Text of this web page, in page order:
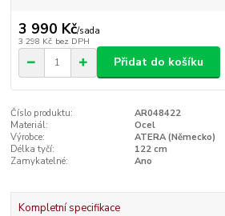
3 990 Kč/sada
3 298 Kč bez DPH
Přidat do košíku
Číslo produktu:
AR048422
Materiál:
Ocel
Výrobce:
ATERA (Německo)
Délka tyčí:
122 cm
Zamykatelné:
Ano
Kompletní specifikace